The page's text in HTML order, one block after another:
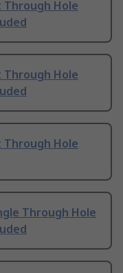
Through Hole
Through Hole
Through Hole
Through Hole